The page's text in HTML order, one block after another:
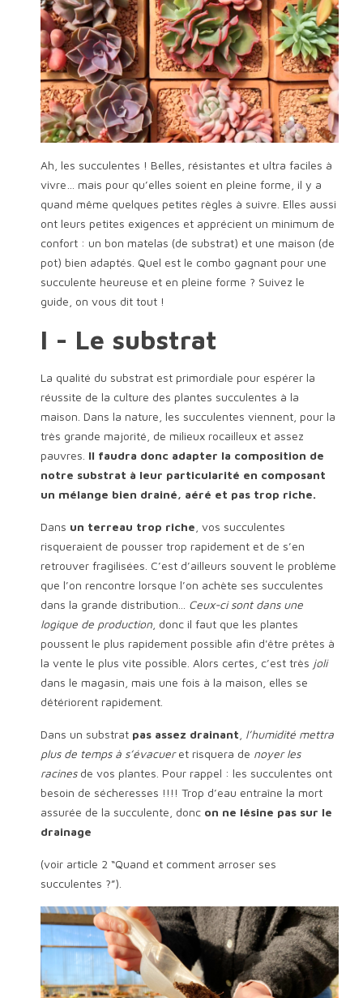
Ah, les succulentes ! Belles, résistantes et ultra faciles à
vivre… mais pour qu’elles soient en pleine forme, il y a
quand même quelques petites règles à suivre. Elles aussi
ont leurs petites exigences et apprécient un minimum de
confort : un bon matelas (de substrat) et une maison (de
pot) bien adaptés. Quel est le combo gagnant pour une
succulente heureuse et en pleine forme ? Suivez le
guide, on vous dit tout !
I - Le substrat
La qualité du substrat est primordiale pour espérer la
réussite de la culture des plantes succulentes à la
maison. Dans la nature, les succulentes viennent, pour la
très grande majorité, de milieux rocailleux et assez
pauvres. Il faudra donc adapter la composition de
notre substrat à leur particularité en composant
un mélange bien drainé, aéré et pas trop riche.
Dans un terreau trop riche , vos succulentes
risqueraient de pousser trop rapidement et de s’en
retrouver fragilisées. C’est d’ailleurs souvent le problème
que l’on rencontre lorsque l’on achète ses succulentes
dans la grande distribution... Ceux-ci sont dans une
logique de production , donc il faut que les plantes
poussent le plus rapidement possible afin d'être prêtes à
la vente le plus vite possible. Alors certes, c’est très joli
dans le magasin, mais une fois à la maison, elles se
détériorent rapidement.
Dans un substrat pas assez drainant l’humidité mettra
plus de temps à s’évacueret risquera de noyer les
racinesde vos plantes. Pour rappel : les succulentes ont
besoin de sécheresses !!!! Trop d’eau entraîne la mort
assurée de la succulente, donc on ne lésine pas sur le
drainage
(voir article 2 “Quand et comment arroser ses
succulentes ?”).